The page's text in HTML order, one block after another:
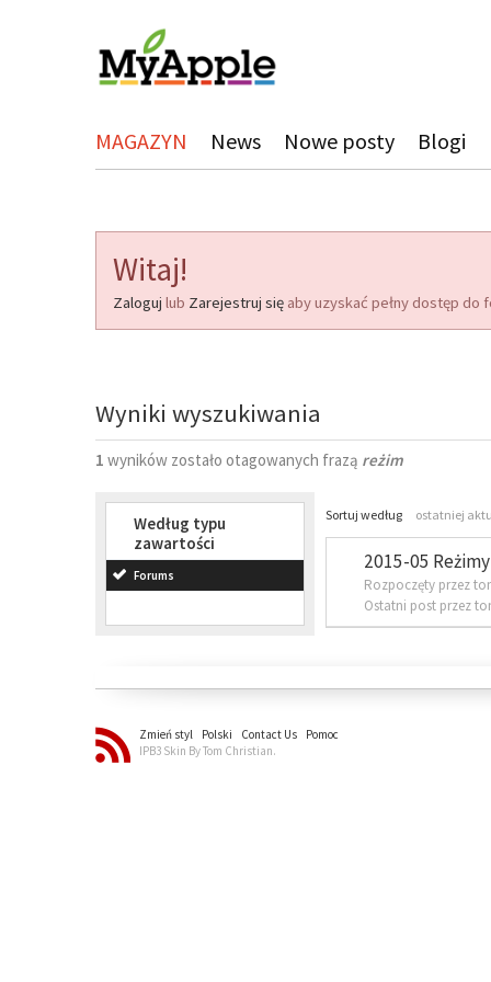
MAGAZYN News Nowe posty Blogi
Witaj!
Zaloguj lub Zarejestruj się aby uzyskać pełny dostęp do
Wyniki wyszukiwania
1 wyników zostało otagowanych frazą reżim
Według typu
zawartości
Forums
Sortuj według ostatniej
2015-05
Rozpoczęty przez
Ostatni post przez
Zmień styl Polski Contact Us
Pomoc
IPB3 Skin By Tom Christian.